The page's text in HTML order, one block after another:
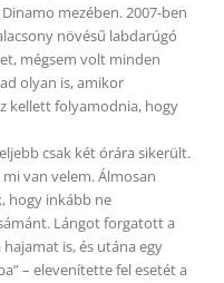
mezében. 2007-ben
növésű labdarúgó
mégsem volt minden
olyan is, amikor
kellett folyamodnia, hogy
csak két órára sikerült.
van velem. Álmosan
hogy inkább ne
Lángot forgatott a
is, és utána egy
– elevenítette fel esetét a